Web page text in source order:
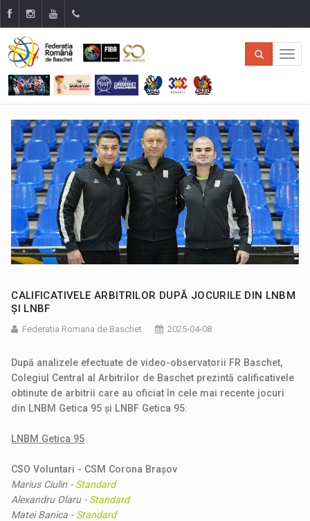
CALIFICATIVELE ARBITRILOR DUPĂ JOCURILE DIN LNBM
ȘI LNBF
Federatia Romana de Baschet 2025-04-08
După analizele efectuate de video-observatorii FR Baschet,
Colegiul Central al Arbitrilor de Baschet prezintă calificativele
obtinute de arbitrii care au oficiat în cele mai recente jocuri
din LNBM Getica 95 și LNBF Getica 95:
LNBM Getica 95
CSO Voluntari - CSM Corona Brașov
Marius Ciulin - Standard
Alexandru Olaru- Standard
Matei Banica - Standard